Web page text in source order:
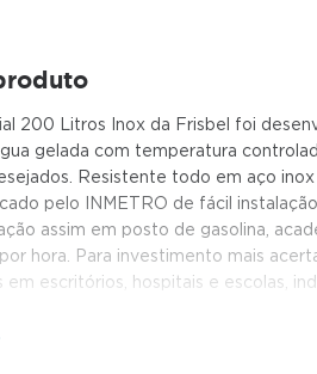
200 Litros Inox da Frisbel foi
gelada com temperatura
Resistente todo em aço
pelo INMETRO de fácil
assim em posto de gasolina,
hora. Para investimento mais
em escritórios, hospitais e escolas,